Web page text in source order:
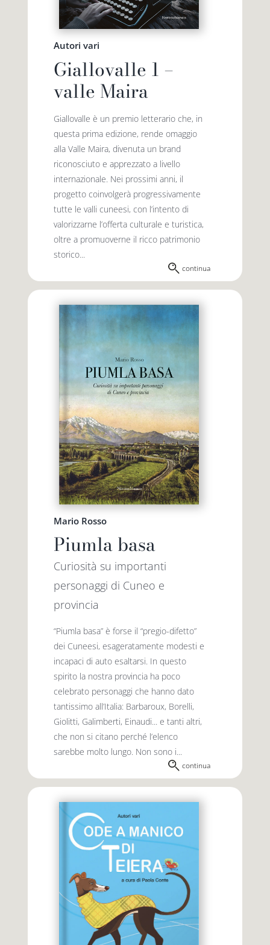
Autori vari
Giallovalle 1 –
valle Maira
Giallovalle è un premio letterario che, in
questa prima edizione, rende omaggio
alla Valle Maira, divenuta un brand
riconosciuto e apprezzato a livello
interna­zionale. Nei prossimi anni, il
progetto coinvolgerà progressivamente
tutte le valli cuneesi, con l’intento di
valorizzarne l’offerta culturale e turistica,
oltre a promuoverne il ricco patrimonio
storico...
continua
Mario Rosso
Piumla basa
Curiosità su importanti
personaggi di Cuneo e
provincia
“Piumla basa” è forse il “pregio-difetto”
dei Cuneesi, esageratamente modesti e
incapaci di auto esaltarsi. In questo
spirito la nostra provincia ha poco
celebrato personaggi che hanno dato
tantis­simo all’Italia: Barbaroux, Borelli,
Giolitti, Galimberti, Einaudi... e tanti altri,
che non si citano perché l’elenco
sarebbe molto lungo. Non sono i...
continua